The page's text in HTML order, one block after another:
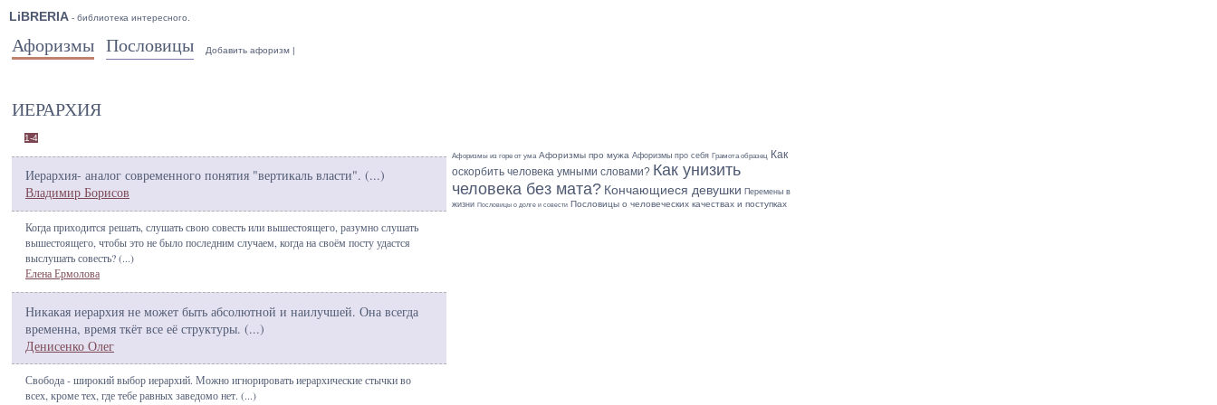
LiBRERIA - библиотека интересного.
Афоризмы Пословицы Добавить афоризм |
ИЕРАРХИЯ
1-4
Иерархия- аналог современного понятия "вертикаль власти". (...)
Владимир Борисов
Когда приходится решать, слушать свою совесть или вышестоящего, разумно слушать
вышестоящего, чтобы это не было последним случаем, когда на своём посту удастся
выслушать совесть? (...)
Елена Ермолова
Никакая иерархия не может быть абсолютной и наилучшей. Она всегда
временна, время ткёт все её структуры. (...)
Денисенко Олег
Свобода - широкий выбор иерархий. Можно игнорировать иерархические стычки во
всех, кроме тех, где тебе равных заведомо нет. (...)
Афоризмы из горе от ума Афоризмы про мужа Афоризмы про себя Грамота образец Как
оскорбить человека умными словами? Как унизить
человека без мата? Кончающиеся девушки Перемены в
жизни Пословицы о долге и совести Пословицы о человеческих качествах и поступках